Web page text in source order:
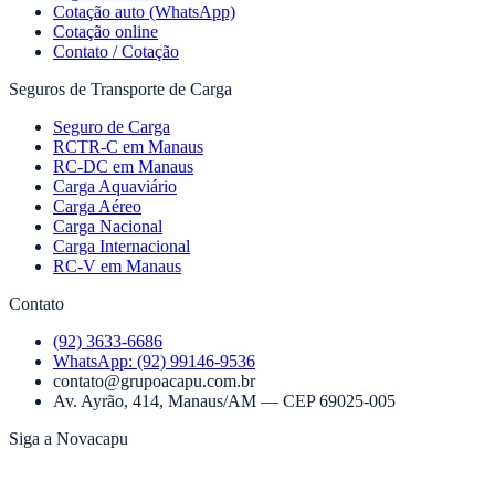
Cotação auto (WhatsApp)
Cotação online
Contato / Cotação
Seguros de Transporte de Carga
Seguro de Carga
RCTR-C em Manaus
RC-DC em Manaus
Carga Aquaviário
Carga Aéreo
Carga Nacional
Carga Internacional
RC-V em Manaus
Contato
(92) 3633-6686
WhatsApp: (92) 99146-9536
contato@grupoacapu.com.br
Av. Ayrão, 414, Manaus/AM — CEP69025-005
Siga a Novacapu